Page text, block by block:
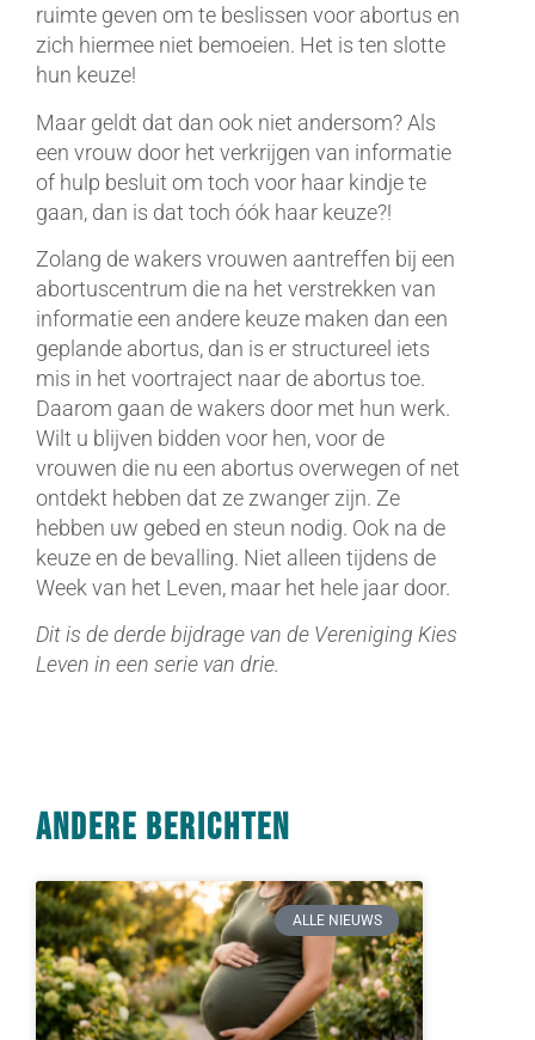
ruimte geven om te beslissen voor abortus en
zich hiermee niet bemoeien. Het is ten slotte
hun keuze!
Maar geldt dat dan ook niet andersom? Als
een vrouw door het verkrijgen van informatie
of hulp besluit om toch voor haar kindje te
gaan, dan is dat toch óók haar keuze?!
Zolang de wakers vrouwen aantreffen bij een
abortuscentrum die na het verstrekken van
informatie een andere keuze maken dan een
geplande abortus, dan is er structureel iets
mis in het voortraject naar de abortus toe.
Daarom gaan de wakers door met hun werk.
Wilt u blijven bidden voor hen, voor de
vrouwen die nu een abortus overwegen of net
ontdekt hebben dat ze zwanger zijn. Ze
hebben uw gebed en steun nodig. Ook na de
keuze en de bevalling. Niet alleen tijdens de
Week van het Leven, maar het hele jaar door.
Dit is de derde bijdrage van de Vereniging Kies
Leven in een serie van drie.
Andere berichten
ALLE NIEUWS